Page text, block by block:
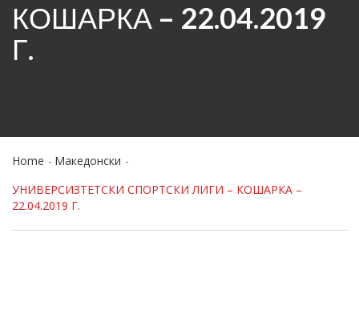
КОШАРКА – 22.04.2019
Г.
Home
Македонски
УНИВЕРСИЗТЕТСКИ СПОРТСКИ ЛИГИ – КОШАРКА –
22.04.2019 Г.